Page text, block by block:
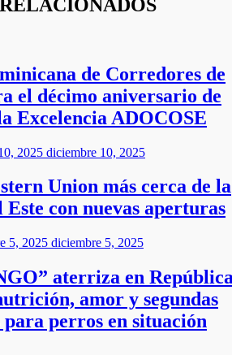
de Corredores de
el décimo aniversario de
Excelencia ADOCOSE
2025 diciembre 10, 2025
Union más cerca de la
con nuevas aperturas
5, 2025 diciembre 5, 2025
aterriza en
amor y segundas
perros en situación